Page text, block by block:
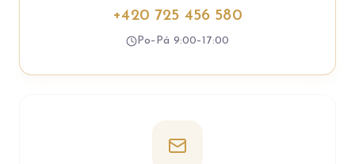
+420 725 456 580
Po–Pá 9:00–17:00